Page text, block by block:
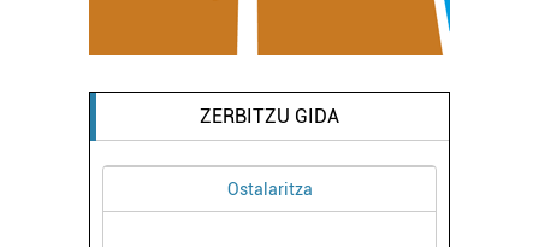
ZERBITZU GIDA
Ostalaritza